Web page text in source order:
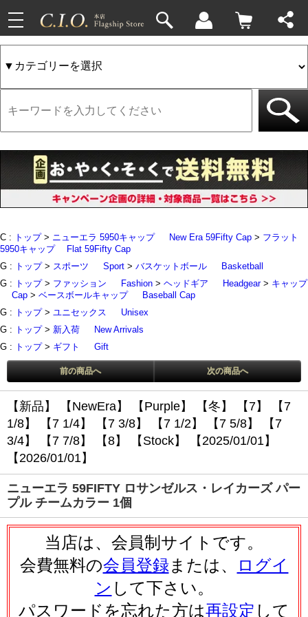
toggle
navigation
C : トップ> ニューエラ 5950キャップ New Era 59Fifty Cap > フラット
5950キャップ
Flat 59Fifty Cap
G : トップ> スポーツ Sport > バスケットボール
Basketball
G : トップ> ファッション Fashion > ヘッドギア Headgear> キャップ
Cap > ベースボールキャップ
Baseball Cap
G : トップ> ユニセックス
Unisex
G : トップ> 新入荷
New Arrivals
G : トップ> ギフト Gift
前の商品へ 次の商品へ
【新品】 【NewEra】 【Purple】 【冬】 【7】
【7
1/8】
【7 1/4】 【7 3/8】 【7 1/2】 【7 5/8】
【7
3/4】
【7 7/8】 【8】 【Stock】
【2025/01/01】
【2026/01/01】
ニューエラ 59FIFTY ロサンゼルス・レイカーズ パー
プル チームカラー 1個
当店は、会員制サイトです。
会費無料の会員登録または、
ログイ
ン して下さい。
パスワードを忘れた方は再設定 して
4件
33件